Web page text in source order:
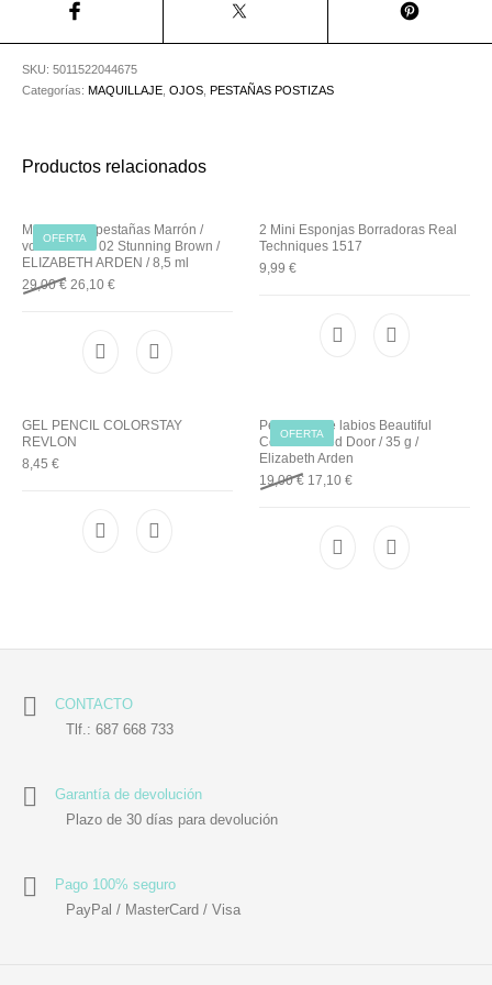
Peluquería
SKU:5011522044675
Categorías:MAQUILLAJE ,OJOS ,PESTAÑAS POSTIZAS
Productos relacionados
OFERTA
Mascara de pestañas Marrón /
volumen / nº 02 Stunning Brown /
ELIZABETH ARDEN / 8,5 ml
29,00€ 26,10€
2 Mini Esponjas Borradoras Real
Techniques 1517
9,99 €
GEL PENCIL COLORSTAY
REVLON
8,45€
OFERTA
Perfilador de labios Beautiful
Color/ 01 Red Door / 35 g /
Elizabeth Arden
19,00€ 17,10 €
CONTACTO
Tlf.: 687 668 733
Garantía de devolución
Plazo de 30 días para devolución
Pago 100% seguro
PayPal / MasterCard / Visa